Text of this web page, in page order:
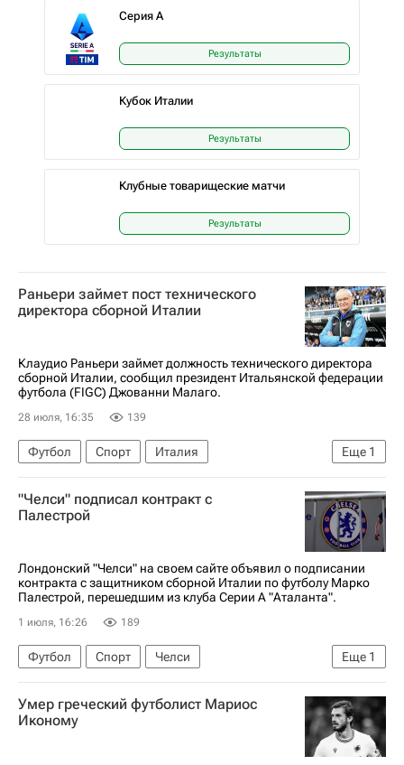
Серия А
Результаты
Кубок Италии
Результаты
Клубные товарищеские матчи
Результаты
Раньери займет пост технического
директора сборной Италии
Клаудио Раньери займет должность технического директора
сборной Италии, сообщил президент Итальянской федерации
футбола (FIGC) Джованни Малаго.
28 июля, 16:35 139
Еще 1
Футбол Спорт
Италия
Клаудио Раньери
"Челси" подписал контракт с
Палестрой
Лондонский "Челси" на своем сайте объявил о подписании
контракта с защитником сборной Италии по футболу Марко
Палестрой, перешедшим из клуба Серии А "Аталанта".
1 июля, 16:26 189
Еще 1
Футбол Спорт
Челси
Серия А 2026-2027 (Чемпионат Италии по футболу)
Умер греческий футболист Мариос
Иконому